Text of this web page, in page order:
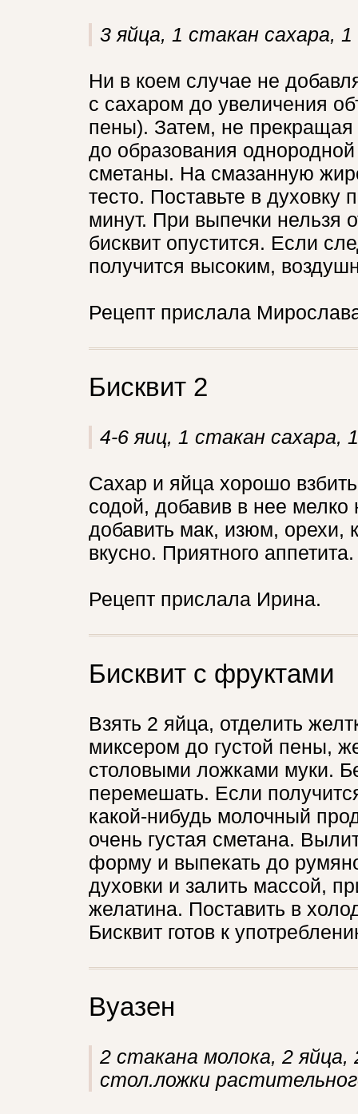
3 яйца, 1 стакан сахара,
Ни в коем случае не
с сахаром до увеличения
пены). Затем, не прекращая
до образования
сметаны. На смазанную
тесто. Поставьте в духовку
минут. При выпечки нельзя
бисквит опустится. Если
получится высоким,
Рецепт прислала
Бисквит 2
4-6 яиц, 1 стакан сахара,
Сахар и яйца хорошо
содой, добавив в нее
добавить мак, изюм, орехи,
вкусно. Приятного аппетита.
Рецепт прислала Ирина.
Бисквит с фруктами
Взять 2 яйца, отделить
миксером до густой пены,
столовыми ложками муки.
перемешать. Если
какой-нибудь молочный
очень густая сметана.
форму и выпекать до
духовки и залить массой,
желатина. Поставить в
Бисквит готов к
Вуазен
2 стакана молока, 2 яйца,
стол.ложки